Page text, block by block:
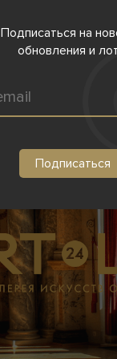
Подписаться на
обновления и